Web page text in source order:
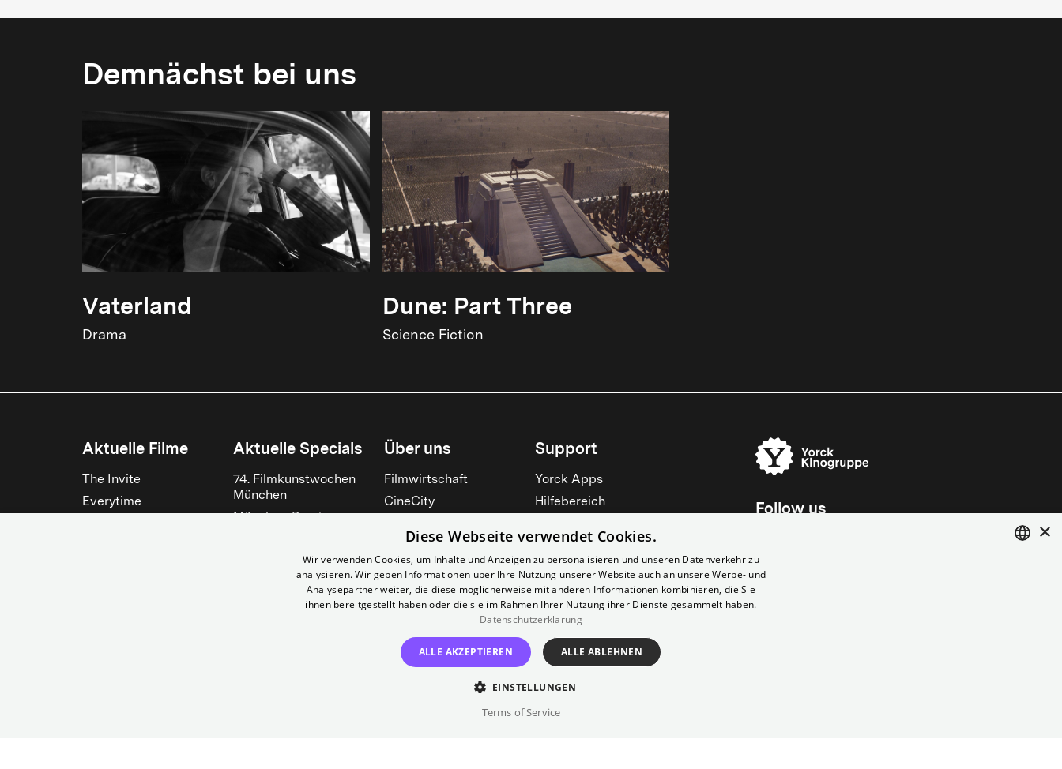
Demnächst bei uns
Vaterland
Drama
Dune: Part Three
Science Fiction
Aktuelle Filme
The Invite
Everytime
Aktuelle Specials
74. Filmkunstwochen
München
Fantasy Filmfest
München 2026
Über uns
Filmwirtschaft
CineCity
Kino mieten
Kino für Schulen
Support
Yorck Apps
Hilfebereich
Barrierefreiheit
Alle zeigen
Follow us
×
Diese Webseite verwendet Cookies.
Wir verwenden Cookies, um Inhalte und Anzeigen zu personalisieren und unseren Datenverkehr zu
analysieren. Wir geben Informationen über Ihre Nutzung unserer Website auch an unsere Werbe- und
Analysepartner weiter, die diese möglicherweise mit anderen Informationen kombinieren, die Sie
ihnen bereitgestellt haben oder die sie im Rahmen Ihrer Nutzung ihrer Dienste gesammelt haben.
Datenschutzerklärung
ALLE AKZEPTIEREN ALLE ABLEHNEN
EINSTELLUNGEN
Terms of Service